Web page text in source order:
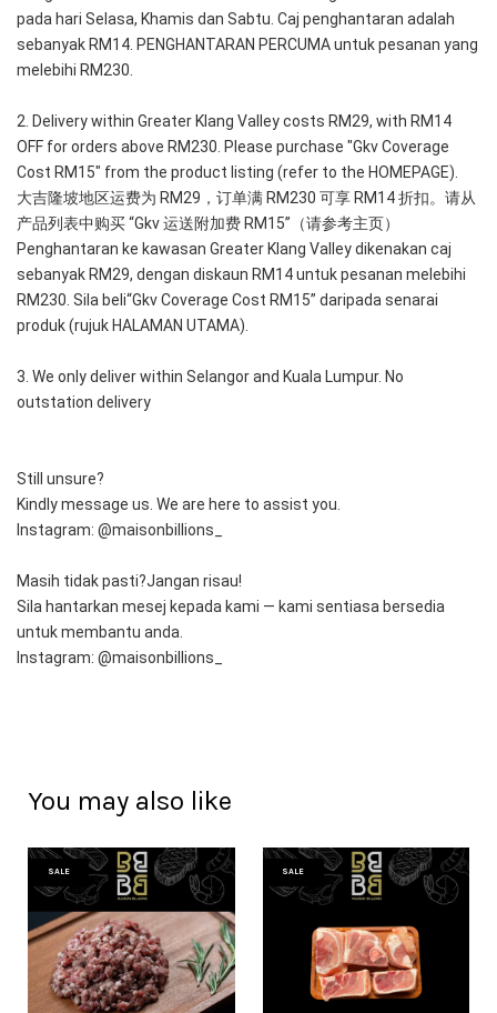
pada hari Selasa, Khamis dan Sabtu. Caj penghantaran adalah
sebanyak RM14. PENGHANTARAN PERCUMA untuk pesanan yang
melebihi RM230.
2. Delivery within Greater Klang Valley costs RM29, with RM14
OFF for orders above RM230. Please purchase "Gkv Coverage
Cost RM15" from the product listing (refer to the HOMEPAGE).
大吉隆坡地区运费为 RM29，订单满 RM230 可享 RM14 折扣。请从
产品列表中购买 “Gkv 运送附加费 RM15”（请参考主页）
Penghantaran ke kawasan Greater Klang Valley dikenakan caj
sebanyak RM29, dengan diskaun RM14 untuk pesanan melebihi
RM230. Sila beli“Gkv Coverage Cost RM15” daripada senarai
produk (rujuk HALAMAN UTAMA).
3. We only deliver within Selangor and Kuala Lumpur. No
outstation delivery
Still unsure?
Kindly message us. We are here to assist you.
Instagram: @maisonbillions_
Masih tidak pasti?Jangan risau!
Sila hantarkan mesej kepada kami — kami sentiasa bersedia
untuk membantu anda.
Instagram: @maisonbillions_
You may also like
SALE SALE